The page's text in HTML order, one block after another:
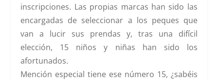
inscripciones. Las propias marcas han sido las
encargadas de seleccionar a los peques que
van a lucir sus prendas y, tras una difícil
elección, 15 niños y niñas han sido los
afortunados.
Mención especial tiene ese número 15, ¿sabéis